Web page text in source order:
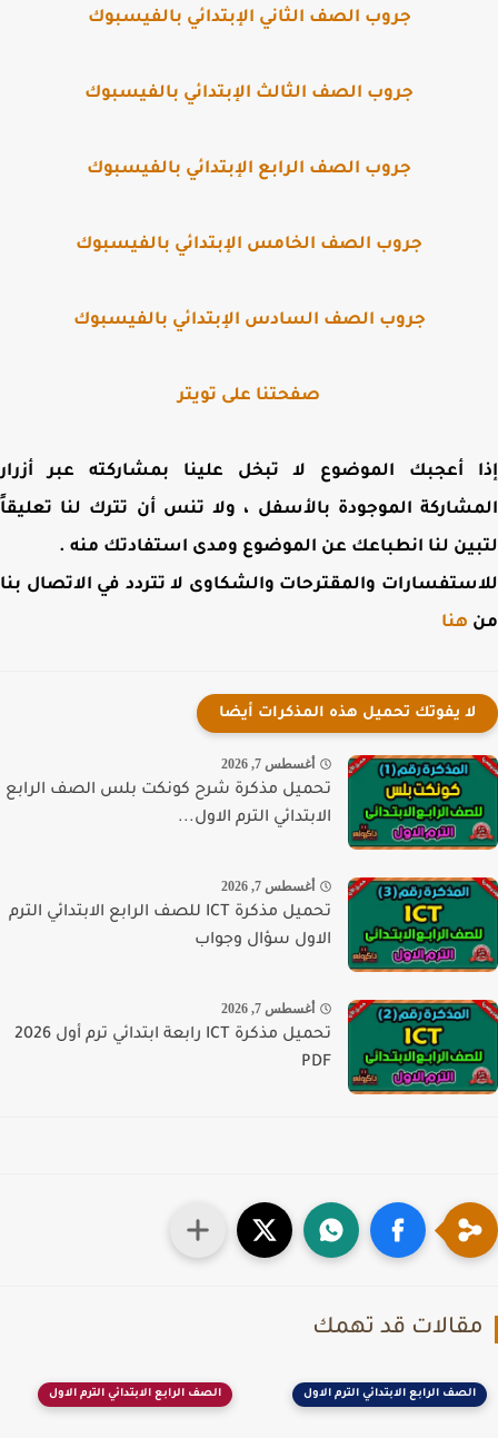
جروب الصف الثاني الإبتدائي بالفيسبوك
جروب الصف الثالث الإبتدائي بالفيسبوك
جروب الصف الرابع الإبتدائي بالفيسبوك
جروب الصف الخامس الإبتدائي بالفيسبوك
جروب الصف السادس الإبتدائي بالفيسبوك
صفحتنا على تويتر
أعجبك الموضوع لا تبخل علينا بمشاركته عبر أزرار
الموجودة بالأسفل ، ولا تنس أن تترك لنا تعليقاً
لنا انطباعك عن الموضوع ومدى استفادتك منه .
والمقترحات والشكاوى لا تتردد في الاتصال بنا
هنا
لا يفوتك تحميل هذه المذكرات أيضا
أغسطس 7, 2026
تحميل مذكرة شرح كونكت بلس الصف الرابع
الابتدائي الترم الاول...
أغسطس 7, 2026
تحميل مذكرة ICT للصف الرابع الابتدائي الترم
الاول سؤال وجواب
أغسطس 7, 2026
تحميل مذكرة ICT رابعة ابتدائي ترم أول 2026
PDF
قد تهمك
الصف الرابع الابتدائي الترم الاول الصف الرابع الابتدائي الترم الاول